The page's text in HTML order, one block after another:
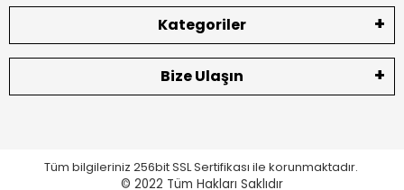
Kategoriler
Bize Ulaşın
Tüm bilgileriniz 256bit SSL Sertifikası ile korunmaktadır.
© 2022 Tüm Hakları Saklıdır